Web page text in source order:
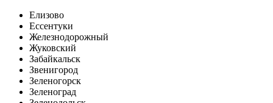
Елизово
Ессентуки
Железнодорожный
Жуковский
Забайкальск
Звенигород
Зеленогорск
Зеленоград